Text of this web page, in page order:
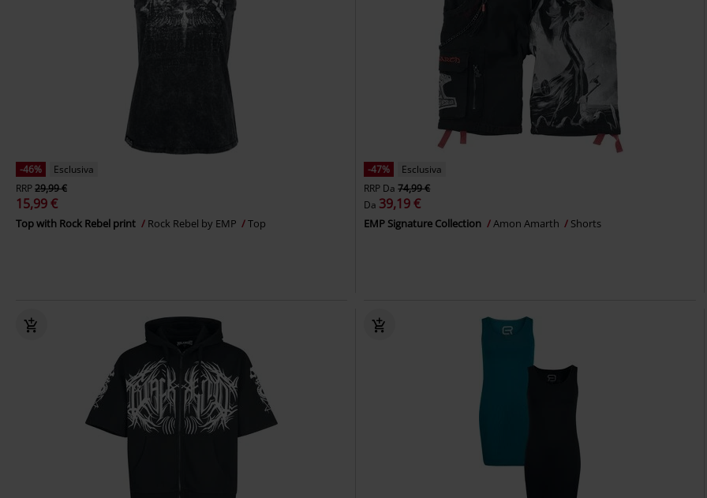
-46%
Esclusiva
RRP29,99 €
15,99 €
Top with Rock Rebel print Rock Rebel by EMP Top
-47%
Esclusiva
RRP Da74,99 €
Da 39,19 €
EMP Signature Collection Amon Amarth Shorts